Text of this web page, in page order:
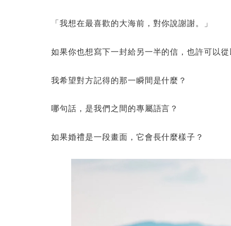
「我想在最喜歡的大海前，對你說謝謝。」
如果你也想寫下一封給另一半的信，也許可以從
我希望對方記得的那一瞬間是什麼？
哪句話，是我們之間的專屬語言？
如果婚禮是一段畫面，它會長什麼樣子？